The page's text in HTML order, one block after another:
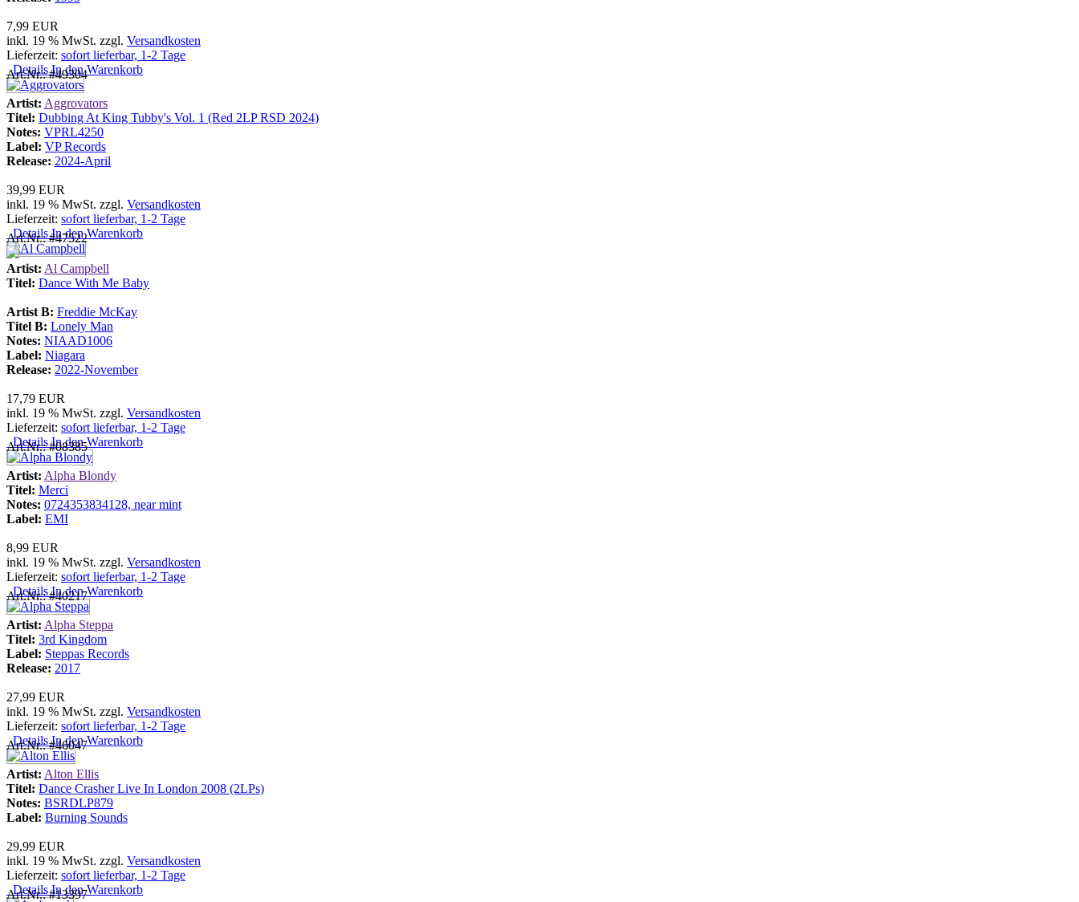
7,99 EUR
inkl. 19 % MwSt. zzgl. Versandkosten
Lieferzeit: sofort lieferbar, 1-2 Tage
DetailsIn den Warenkorb
Art.Nr.: #49304
Artist: Aggrovators
Titel: Dubbing At King Tubby's Vol. 1 (Red 2LP RSD 2024)
Notes: VPRL4250
Label: VP Records
Release: 2024-April
39,99 EUR
inkl. 19 % MwSt. zzgl. Versandkosten
Lieferzeit: sofort lieferbar, 1-2 Tage
DetailsIn den Warenkorb
Art.Nr.: #47522
Artist: Al Campbell
Titel: Dance With Me Baby
Artist B: Freddie McKay
Titel B: Lonely Man
Notes: NIAAD1006
Label: Niagara
Release: 2022-November
17,79 EUR
inkl. 19 % MwSt. zzgl. Versandkosten
Lieferzeit: sofort lieferbar, 1-2 Tage
DetailsIn den Warenkorb
Art.Nr.: #08385
Artist: Alpha Blondy
Titel: Merci
Notes: 0724353834128, near mint
Label: EMI
8,99 EUR
inkl. 19 % MwSt. zzgl. Versandkosten
Lieferzeit: sofort lieferbar, 1-2 Tage
DetailsIn den Warenkorb
Art.Nr.: #40217
Artist: Alpha Steppa
Titel: 3rd Kingdom
Label: Steppas Records
Release: 2017
27,99 EUR
inkl. 19 % MwSt. zzgl. Versandkosten
Lieferzeit: sofort lieferbar, 1-2 Tage
DetailsIn den Warenkorb
Art.Nr.: #46047
Artist: Alton Ellis
Titel: Dance Crasher Live In London 2008 (2LPs)
Notes: BSRDLP879
Label: Burning Sounds
29,99 EUR
inkl. 19 % MwSt. zzgl. Versandkosten
Lieferzeit: sofort lieferbar, 1-2 Tage
DetailsIn den Warenkorb
Art.Nr.: #13397